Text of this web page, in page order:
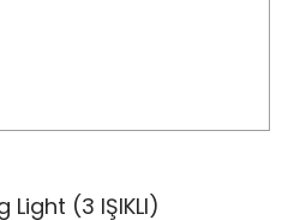
(3 IŞIKLI)